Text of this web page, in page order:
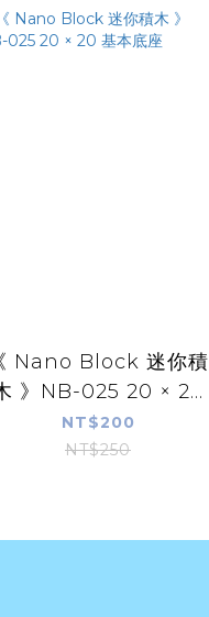
Nano Block 迷你積
》NB-025 20 × 2...
NT$200
NT$250